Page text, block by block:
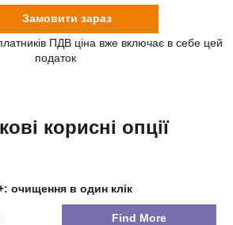
Замовити зараз
ПДВ ціна вже включає в себе цей
податок
корисні опції
очищення в один клік
Find More